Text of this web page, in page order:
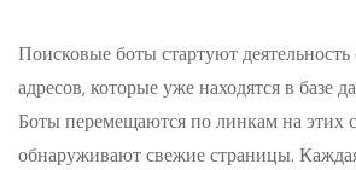
Поисковые боты стартуют
адресов, которые уже находятся в базе
Боты перемещаются по линкам на этих
обнаруживают свежие страницы.